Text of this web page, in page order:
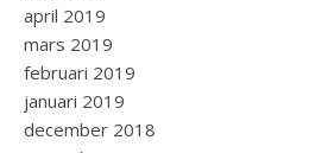
april 2019
mars 2019
februari 2019
januari 2019
december 2018